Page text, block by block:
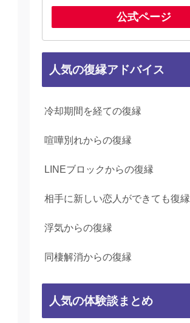
公式ページ
人気の復縁アドバイス
冷却期間を経ての復縁
喧嘩別れからの復縁
LINEブロックからの復縁
相手に新しい恋人ができても復縁
浮気からの復縁
同棲解消からの復縁
人気の体験談まとめ